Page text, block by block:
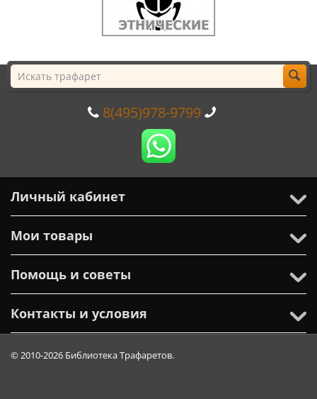
8(495)978-9799
Личный кабинет
Мои товары
Помощь и советы
Контакты и условия
© 2010-2026 Библиотека Трафаретов.